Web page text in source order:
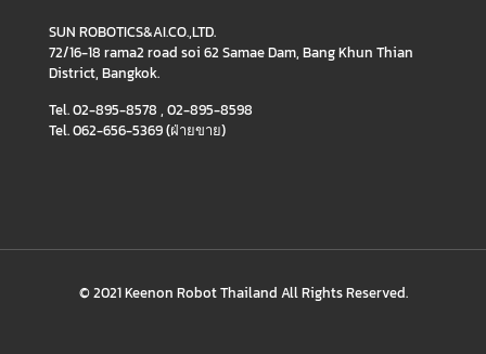
SUN ROBOTICS&AI.CO.,LTD.
72/16-18 rama2 road soi 62 Samae Dam, Bang Khun Thian
District, Bangkok.
Tel. 02-895-8578 , 02-895-8598
Tel. 062-656-5369 (ฝ่ายขาย)
© 2021 Keenon Robot Thailand All Rights Reserved.